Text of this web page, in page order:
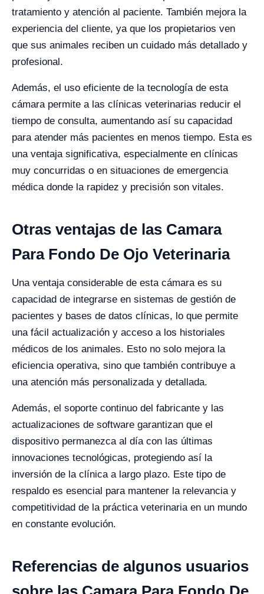
tratamiento y atención al paciente. También mejora la
experiencia del cliente, ya que los propietarios ven
que sus animales reciben un cuidado más detallado y
profesional.
Además, el uso eficiente de la tecnología de esta
cámara permite a las clínicas veterinarias reducir el
tiempo de consulta, aumentando así su capacidad
para atender más pacientes en menos tiempo. Esta es
una ventaja significativa, especialmente en clínicas
muy concurridas o en situaciones de emergencia
médica donde la rapidez y precisión son vitales.
Otras ventajas de las Camara
Para Fondo De Ojo Veterinaria
Una ventaja considerable de esta cámara es su
capacidad de integrarse en sistemas de gestión de
pacientes y bases de datos clínicas, lo que permite
una fácil actualización y acceso a los historiales
médicos de los animales. Esto no solo mejora la
eficiencia operativa, sino que también contribuye a
una atención más personalizada y detallada.
Además, el soporte continuo del fabricante y las
actualizaciones de software garantizan que el
dispositivo permanezca al día con las últimas
innovaciones tecnológicas, protegiendo así la
inversión de la clínica a largo plazo. Este tipo de
respaldo es esencial para mantener la relevancia y
competitividad de la práctica veterinaria en un mundo
en constante evolución.
Referencias de algunos usuarios